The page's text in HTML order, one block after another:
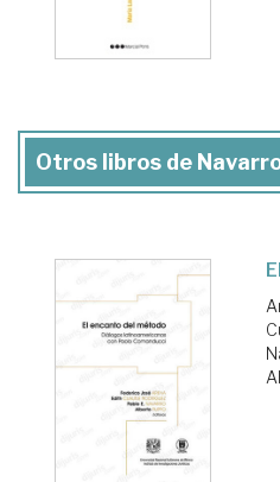
Otros libros de